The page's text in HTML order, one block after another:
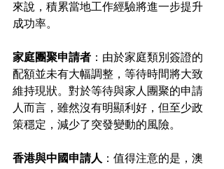
來說，積累當地工作經驗將進一步提升
成功率。
家庭團聚申請者 ：由於家庭類別簽證的
配額並未有大幅調整，等待時間將大致
維持現狀。對於等待與家人團聚的申請
人而言，雖然沒有明顯利好，但至少政
策穩定，減少了突發變動的風險。
香港與中國申請人 ：值得注意的是，澳